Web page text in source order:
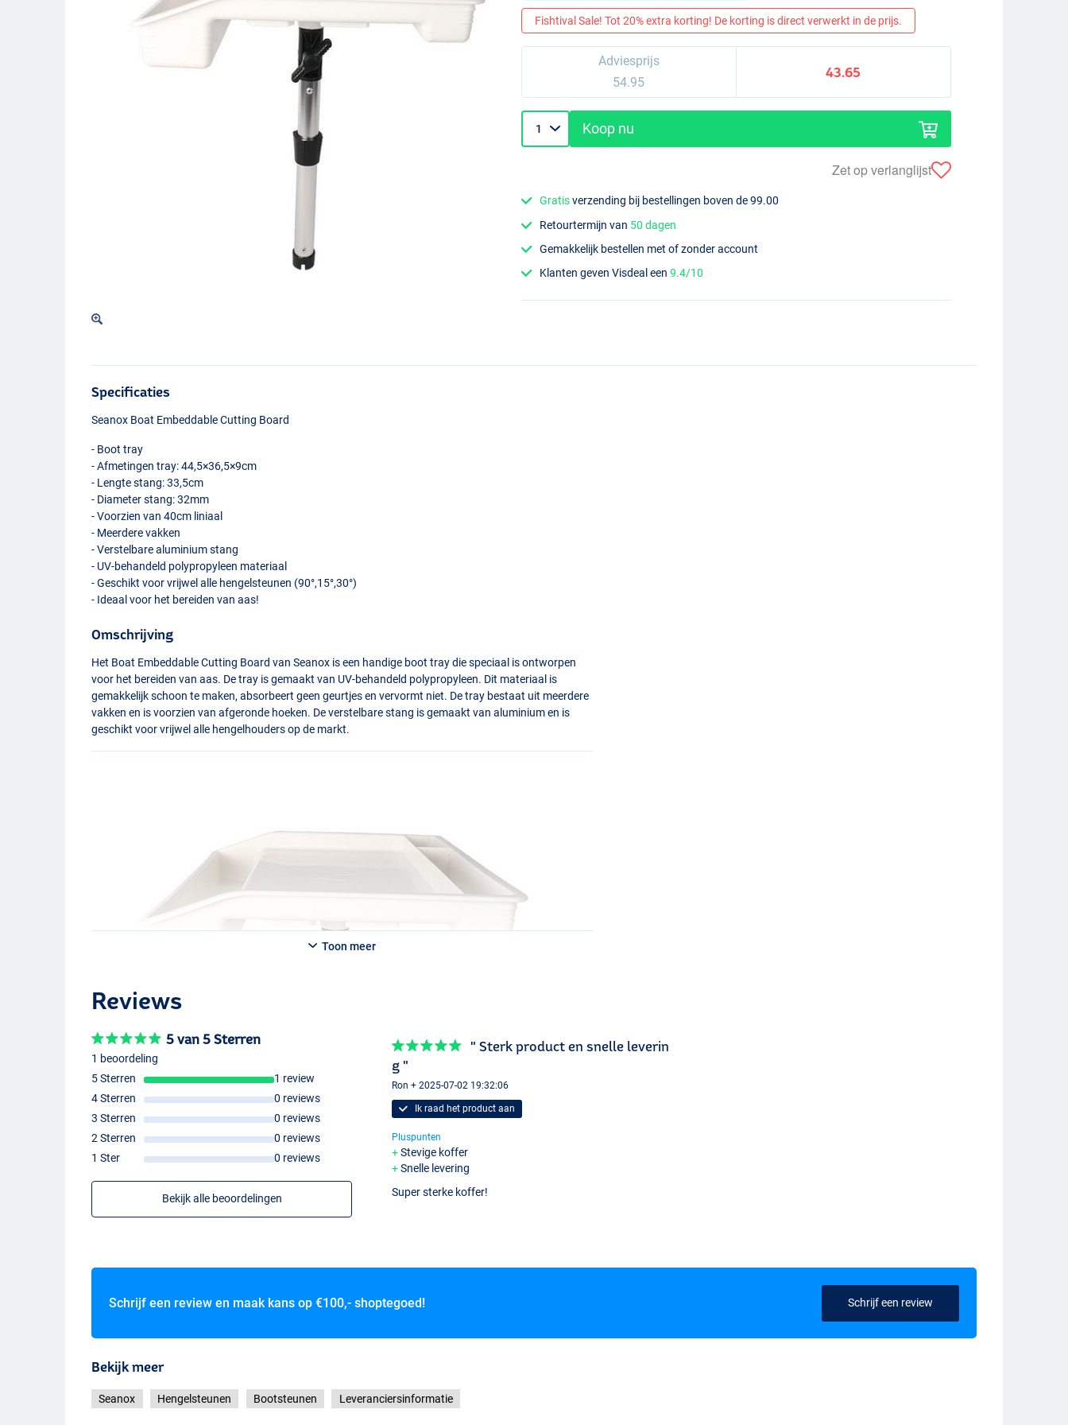
Fishtival Sale! Tot 20% extra korting! De korting is direct verwerkt in de prijs.
Adviesprijs
54.95
43.65
Koop nu
Zet op verlanglijst
Gratisverzending bij bestellingen boven de 99.00
Retourtermijn van 50 dagen
Gemakkelijk bestellen met of zonder account
Klanten geven Visdeal een9.4/10
Specificaties
Seanox Boat Embeddable Cutting Board
- Boot tray
- Afmetingen tray: 44,5×36,5×9cm
- Lengte stang: 33,5cm
- Diameter stang: 32mm
- Voorzien van 40cm liniaal
- Meerdere vakken
- Verstelbare aluminium stang
- UV-behandeld polypropyleen materiaal
- Geschikt voor vrijwel alle hengelsteunen (90°,15°,30°)
- Ideaal voor het bereiden van aas!
Omschrijving
Het Boat Embeddable Cutting Board van Seanox is een handige boot tray die speciaal is ontworpen
voor het bereiden van aas. De tray is gemaakt van UV-behandeld polypropyleen. Dit materiaal is
gemakkelijk schoon te maken, absorbeert geen geurtjes en vervormt niet. De tray bestaat uit meerdere
vakken en is voorzien van afgeronde hoeken. De verstelbare stang is gemaakt van aluminium en is
geschikt voor vrijwel alle hengelhouders op de markt.
Toon meer
Reviews
5 van 5 Sterren
1 beoordeling
5 Sterren
1 review
4 Sterren
0 reviews
3 Sterren
0 reviews
2 Sterren
0 reviews
1 Ster
0 reviews
Bekijk alle beoordelingen
" Sterk product en snelle leverin
g "
Ron + 2025-07-02 19:32:06
Ik raad het product aan
Pluspunten
Stevige koffer
Snelle levering
Super sterke koffer!
Schrijf een review en maak kans op €100,- shoptegoed! Schrijf een review
Bekijk meer
Seanox Hengelsteunen Bootsteunen Leveranciersinformatie